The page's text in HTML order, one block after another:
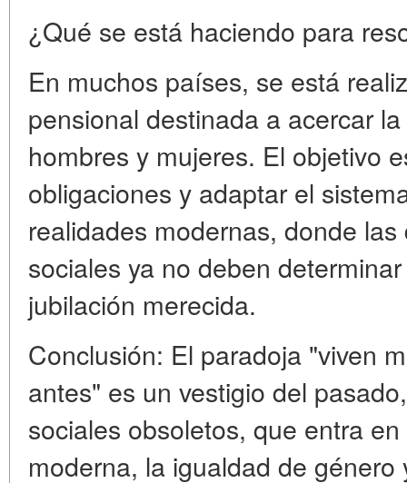
¿Qué se está haciendo para
En muchos países, se está
pensional destinada a acercar
hombres y mujeres. El objetivo
obligaciones y adaptar el
realidades modernas, donde
sociales ya no deben
jubilación merecida.
Conclusión: El paradoja "viven
antes" es un vestigio del
sociales obsoletos, que entra
moderna, la igualdad de